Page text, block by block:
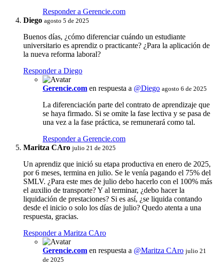
Responder a Gerencie.com
Diego agosto 5 de 2025
Buenos días, ¿cómo diferenciar cuándo un estudiante
universitario es aprendiz o practicante? ¿Para la aplicación de
la nueva reforma laboral?
Responder a Diego
Gerencie.com en respuesta a @Diego agosto 6 de 2025
La diferenciación parte del contrato de aprendizaje que
se haya firmado. Si se omite la fase lectiva y se pasa de
una vez a la fase práctica, se remunerará como tal.
Responder a Gerencie.com
Maritza CAro julio 21 de 2025
Un aprendiz que inició su etapa productiva en enero de 2025,
por 6 meses, termina en julio. Se le venía pagando el 75% del
SMLV. ¿Para este mes de julio debo hacerlo con el 100% más
el auxilio de transporte? Y al terminar, ¿debo hacer la
liquidación de prestaciones? Si es así, ¿se liquida contando
desde el inicio o solo los días de julio? Quedo atenta a una
respuesta, gracias.
Responder a Maritza CAro
Gerencie.com en respuesta a @Maritza CAro julio 21
de 2025